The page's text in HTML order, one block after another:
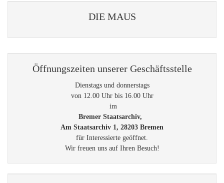
DIE MAUS
Öffnungszeiten unserer Geschäftsstelle
Dienstags und donnerstags
von 12.00 Uhr bis 16.00 Uhr
im
Bremer Staatsarchiv,
Am Staatsarchiv 1, 28203 Bremen
für Interessierte geöffnet.
Wir freuen uns auf Ihren Besuch!